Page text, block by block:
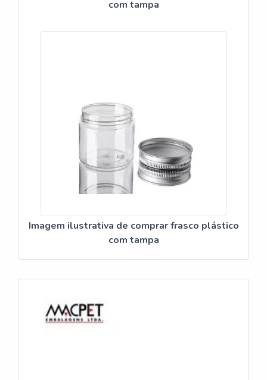
com tampa
Imagem ilustrativa de comprar frasco plástico
com tampa